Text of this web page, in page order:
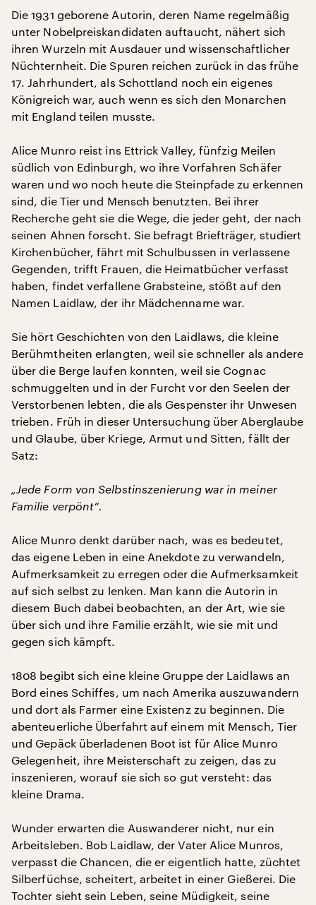
Die 1931 geborene Autorin, deren Name regelmäßig
unter Nobelpreiskandidaten auftaucht, nähert sich
ihren Wurzeln mit Ausdauer und wissenschaftlicher
Nüchternheit. Die Spuren reichen zurück in das frühe
17. Jahrhundert, als Schottland noch ein eigenes
Königreich war, auch wenn es sich den Monarchen
mit England teilen musste.
Alice Munro reist ins Ettrick Valley, fünfzig Meilen
südlich von Edinburgh, wo ihre Vorfahren Schäfer
waren und wo noch heute die Steinpfade zu erkennen
sind, die Tier und Mensch benutzten. Bei ihrer
Recherche geht sie die Wege, die jeder geht, der nach
seinen Ahnen forscht. Sie befragt Briefträger, studiert
Kirchenbücher, fährt mit Schulbussen in verlassene
Gegenden, trifft Frauen, die Heimatbücher verfasst
haben, findet verfallene Grabsteine, stößt auf den
Namen Laidlaw, der ihr Mädchenname war.
Sie hört Geschichten von den Laidlaws, die kleine
Berühmtheiten erlangten, weil sie schneller als andere
über die Berge laufen konnten, weil sie Cognac
schmuggelten und in der Furcht vor den Seelen der
Verstorbenen lebten, die als Gespenster ihr Unwesen
trieben. Früh in dieser Untersuchung über Aberglaube
und Glaube, über Kriege, Armut und Sitten, fällt der
Satz:
„Jede Form von Selbstinszenierung war in meiner
Familie verpönt“.
Alice Munro denkt darüber nach, was es bedeutet,
das eigene Leben in eine Anekdote zu verwandeln,
Aufmerksamkeit zu erregen oder die Aufmerksamkeit
auf sich selbst zu lenken. Man kann die Autorin in
diesem Buch dabei beobachten, an der Art, wie sie
über sich und ihre Familie erzählt, wie sie mit und
gegen sich kämpft.
1808 begibt sich eine kleine Gruppe der Laidlaws an
Bord eines Schiffes, um nach Amerika auszuwandern
und dort als Farmer eine Existenz zu beginnen. Die
abenteuerliche Überfahrt auf einem mit Mensch, Tier
und Gepäck überladenen Boot ist für Alice Munro
Gelegenheit, ihre Meisterschaft zu zeigen, das zu
inszenieren, worauf sie sich so gut versteht: das
kleine Drama.
Wunder erwarten die Auswanderer nicht, nur ein
Arbeitsleben. Bob Laidlaw, der Vater Alice Munros,
verpasst die Chancen, die er eigentlich hatte, züchtet
Silberfüchse, scheitert, arbeitet in einer Gießerei. Die
Tochter sieht sein Leben, seine Müdigkeit, seine